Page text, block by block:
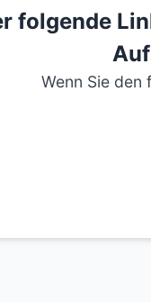
folgende
Wenn Sie